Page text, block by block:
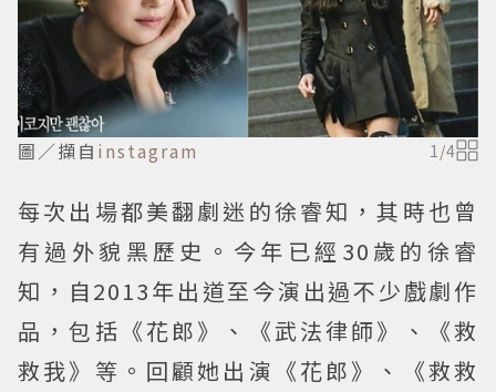
圖／擷自 instagram 1 /4
每次出場都美翻劇迷的徐睿知，其時也曾
有過外貌黑歷史。今年已經30歲的徐睿
知，自2013年出道至今演出過不少戲劇作
品，包括《花郎》、《武法律師》、《救
救我》等。回顧她出演《花郎》、《救救